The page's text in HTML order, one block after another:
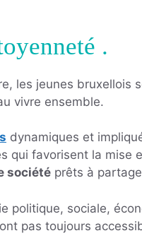
.
les jeunes bruxellois
vivre ensemble.
dynamiques et
qui favorisent la mise
société prêts à
politique, sociale,
pas toujours